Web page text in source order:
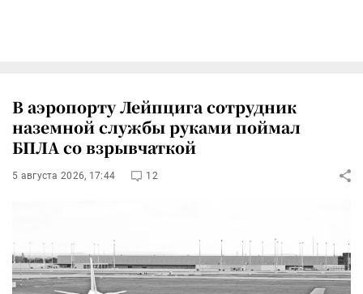
В аэропорту Лейпцига сотрудник
наземной службы руками поймал
БПЛА со взрывчаткой
5 августа 2026, 17:44 12